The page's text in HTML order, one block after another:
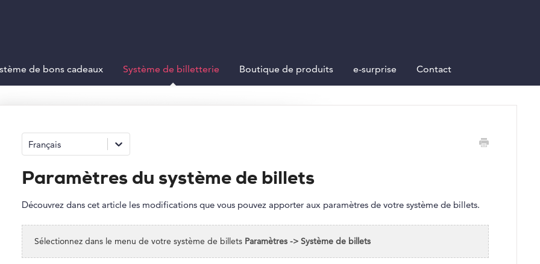
de bons cadeaux Système de billetterie Boutique de produits e-surprise Contact
Français
Paramètres du système de billets
Découvrez dans cet article les modifications que vous pouvez apporter aux paramètres de votre système de billets.
Sélectionnez dans le menu de votre système de billets Paramètres -> Système de billets